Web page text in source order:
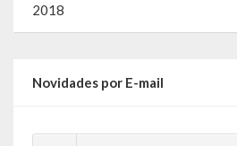
2018
Novidades por E-mail